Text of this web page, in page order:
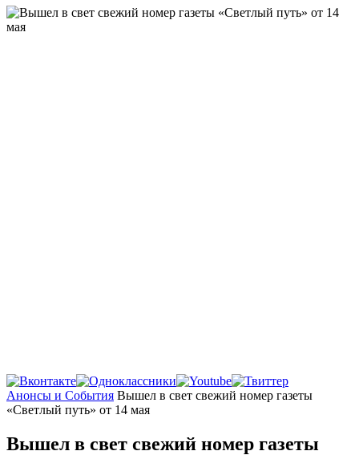
Главная
Анонсы и События Вышел в свет свежий номер газеты
«Светлый путь» от 14 мая
Вышел в свет свежий номер газеты